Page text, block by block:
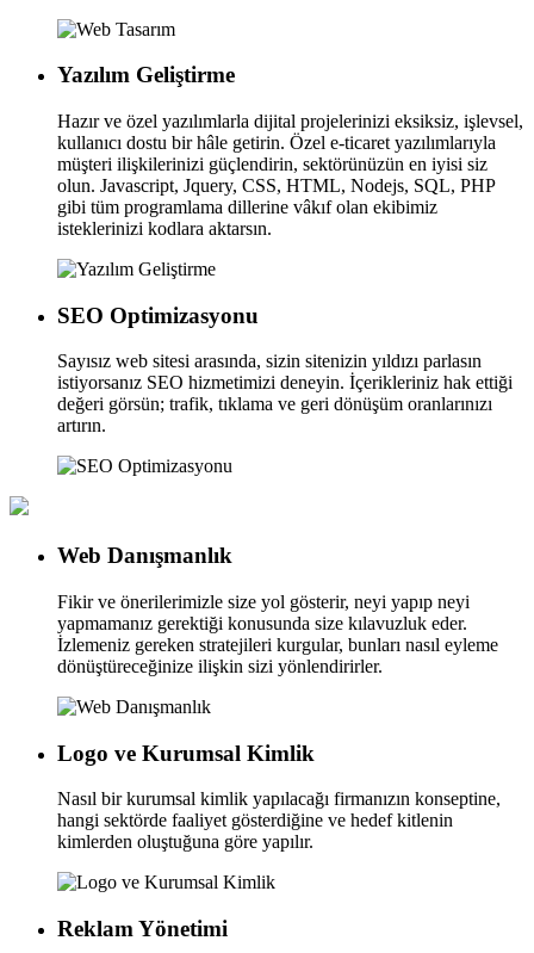
Yazılım Geliştirme
Hazır ve özel yazılımlarla dijital projelerinizi eksiksiz, işlevsel,
kullanıcı dostu bir hâle getirin. Özel e-ticaret yazılımlarıyla
müşteri ilişkilerinizi güçlendirin, sektörünüzün en iyisi siz
olun. Javascript, Jquery, CSS, HTML, Nodejs, SQL, PHP
gibi tüm programlama dillerine vâkıf olan ekibimiz
isteklerinizi kodlara aktarsın.
SEO Optimizasyonu
Sayısız web sitesi arasında, sizin sitenizin yıldızı parlasın
istiyorsanız SEO hizmetimizi deneyin. İçerikleriniz hak ettiği
değeri görsün; trafik, tıklama ve geri dönüşüm oranlarınızı
artırın.
Web Danışmanlık
Fikir ve önerilerimizle size yol gösterir, neyi yapıp neyi
yapmamanız gerektiği konusunda size kılavuzluk eder.
İzlemeniz gereken stratejileri kurgular, bunları nasıl eyleme
dönüştüreceğinize ilişkin sizi yönlendirirler.
Logo ve Kurumsal Kimlik
Nasıl bir kurumsal kimlik yapılacağı firmanızın konseptine,
hangi sektörde faaliyet gösterdiğine ve hedef kitlenin
kimlerden oluştuğuna göre yapılır.
Reklam Yönetimi